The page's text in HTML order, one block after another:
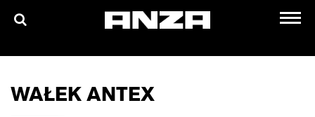
O NAS
WAŁEK ANTEX